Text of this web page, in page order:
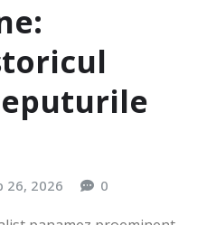
26, 2026 0